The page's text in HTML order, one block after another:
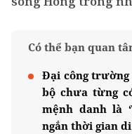
Có thể bạn quan
Đại công
bộ chưa từng
mệnh danh là
ngắn thời gian